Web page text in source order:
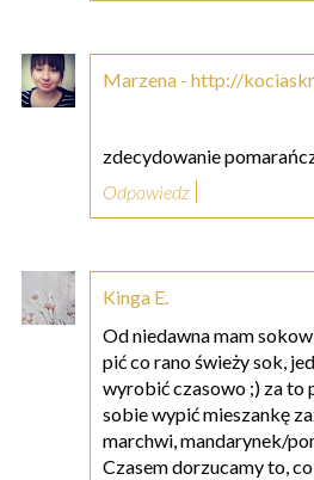
Marzena - http://
zdecydowanie
Odpowiedz
Kinga E.
Od niedawna mam
pić co rano świeży sok,
wyrobić czasowo ;) za to
sobie wypić mieszankę
marchwi, mandarynek/
Czasem dorzucamy to,